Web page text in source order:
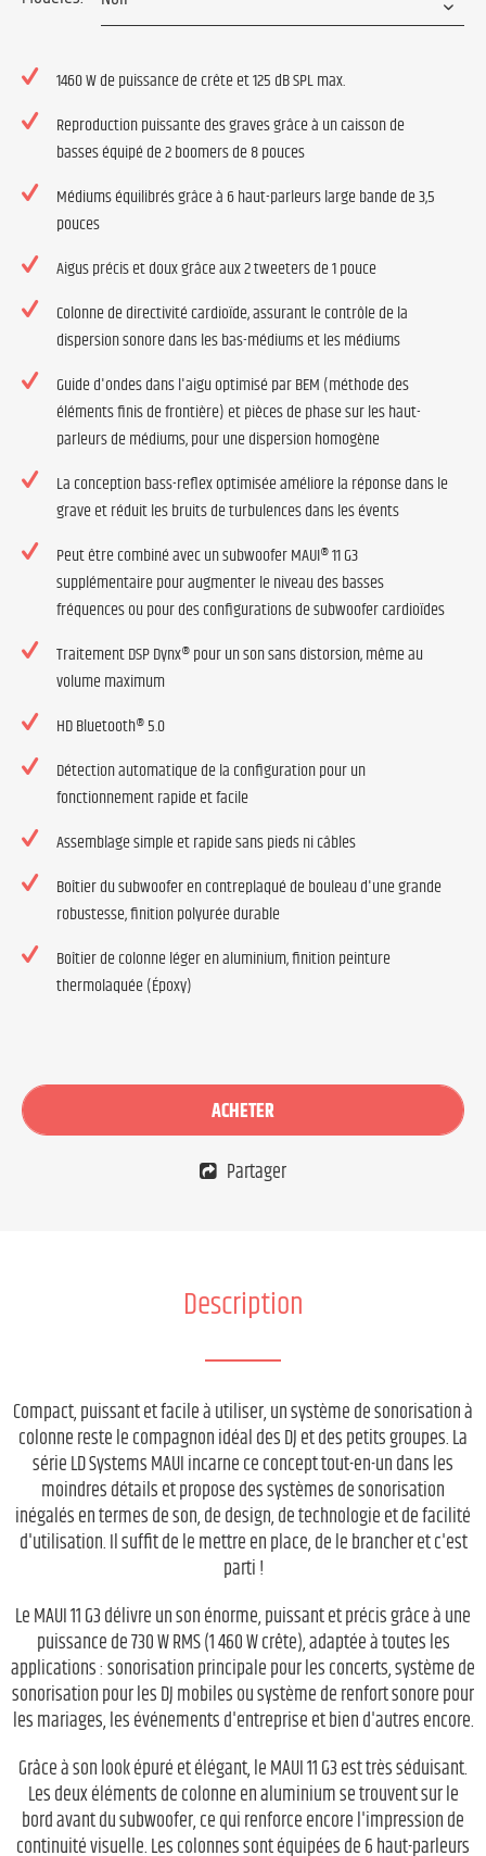
1460 W de puissance de crête et 125 dB SPL max.
Reproduction puissante des graves grâce à un caisson de
basses équipé de 2 boomers de 8 pouces
Médiums équilibrés grâce à 6 haut-parleurs large bande de 3,5
pouces
Aigus précis et doux grâce aux 2 tweeters de 1 pouce
Colonne de directivité cardioïde, assurant le contrôle de la
dispersion sonore dans les bas-médiums et les médiums
Guide d'ondes dans l'aigu optimisé par BEM (méthode des
éléments finis de frontière) et pièces de phase sur les haut-
parleurs de médiums, pour une dispersion homogène
La conception bass-reflex optimisée améliore la réponse dans le
grave et réduit les bruits de turbulences dans les évents
Peut être combiné avec un subwoofer MAUI® 11 G3
supplémentaire pour augmenter le niveau des basses
fréquences ou pour des configurations de subwoofer cardioïdes
Traitement DSP Dynx® pour un son sans distorsion, même au
volume maximum
HD Bluetooth® 5.0
Détection automatique de la configuration pour un
fonctionnement rapide et facile
Assemblage simple et rapide sans pieds ni câbles
Boîtier du subwoofer en contreplaqué de bouleau d'une grande
robustesse, finition polyurée durable
Boîtier de colonne léger en aluminium, finition peinture
thermolaquée (Époxy)
ACHETER
Partager
Description
Compact, puissant et facile à utiliser, un système de sonorisation à
colonne reste le compagnon idéal des DJ et des petits groupes. La
série LD Systems MAUI incarne ce concept tout-en-un dans les
moindres détails et propose des systèmes de sonorisation
inégalés en termes de son, de design, de technologie et de facilité
d'utilisation. Il suffit de le mettre en place, de le brancher et c'est
parti !
Le MAUI 11 G3 délivre un son énorme, puissant et précis grâce à une
puissance de 730 W RMS (1 460 W crête), adaptée à toutes les
applications : sonorisation principale pour les concerts, système de
sonorisation pour les DJ mobiles ou système de renfort sonore pour
les mariages, les événements d'entreprise et bien d'autres encore.
Grâce à son look épuré et élégant, le MAUI 11 G3 est très séduisant.
Les deux éléments de colonne en aluminium se trouvent sur le
bord avant du subwoofer, ce qui renforce encore l'impression de
continuité visuelle. Les colonnes sont équipées de 6 haut-parleurs